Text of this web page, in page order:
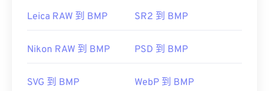
Leica RAW 到 BMP SR2 到 BMP
Nikon RAW 到 BMP PSD 到 BMP
SVG 到 BMP WebP 到 BMP